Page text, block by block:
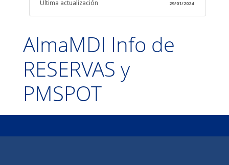
Última actualización 29/01/2024
AlmaMDI Info de
RESERVAS y
PMSPOT